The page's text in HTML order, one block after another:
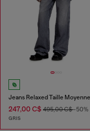
247,00 C$ 495,00 C$-50%
GRIS